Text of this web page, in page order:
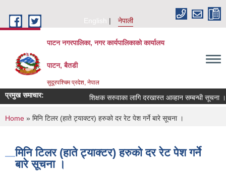
English
नेपाली
पाटन नगरपालिका, नगर कार्यपालिकाको कार्यालय
पाटन, बैतडी
सुदूरपश्चिम प्रदेश, नेपाल
प्रमुख समाचार: शिक्षक सरुवाका लागि दरखास्त आव्हान सम्बन्धी सूचना ।
You are here
Home » मिनि टिलर (हाते ट्‍याक्टर) हरुको दर रेट पेश गर्ने बारे सूचना ।
मिनि टिलर (हाते ट्‍याक्टर) हरुको दर रेट पेश गर्ने
बारे सूचना ।